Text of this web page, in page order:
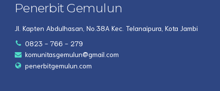
Penerbit Gemulun
Jl. Kapten Abdulhasan, No.38A Kec. Telanaipura, Kota Jambi
0823 - 766 - 279
komunitasgemulun@gmail.com
penerbitgemulun.com